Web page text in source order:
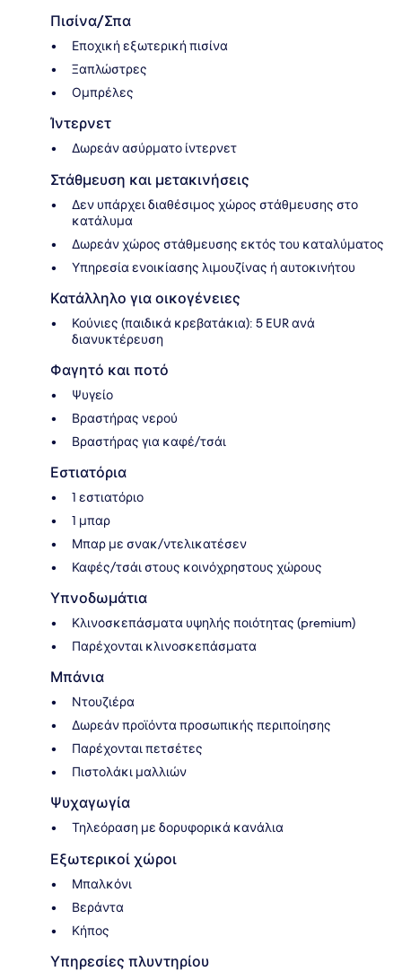
Πισίνα/Σπα
Εποχική εξωτερική πισίνα
Ξαπλώστρες
Ομπρέλες
Ίντερνετ
Δωρεάν ασύρματο ίντερνετ
Στάθμευση και μετακινήσεις
Δεν υπάρχει διαθέσιμος χώρος στάθμευσης στο
κατάλυμα
Δωρεάν χώρος στάθμευσης εκτός του καταλύματος
Υπηρεσία ενοικίασης λιμουζίνας ή αυτοκινήτου
Κατάλληλο για οικογένειες
Κούνιες (παιδικά κρεβατάκια): 5 EUR ανά
διανυκτέρευση
Φαγητό και ποτό
Ψυγείο
Βραστήρας νερού
Βραστήρας για καφέ/τσάι
Εστιατόρια
1 εστιατόριο
1 μπαρ
Μπαρ με σνακ/ντελικατέσεν
Καφές/τσάι στους κοινόχρηστους χώρους
Υπνοδωμάτια
Κλινοσκεπάσματα υψηλής ποιότητας (premium)
Παρέχονται κλινοσκεπάσματα
Μπάνια
Ντουζιέρα
Δωρεάν προϊόντα προσωπικής περιποίησης
Παρέχονται πετσέτες
Πιστολάκι μαλλιών
Ψυχαγωγία
Τηλεόραση με δορυφορικά κανάλια
Εξωτερικοί χώροι
Μπαλκόνι
Βεράντα
Κήπος
Υπηρεσίες πλυντηρίου